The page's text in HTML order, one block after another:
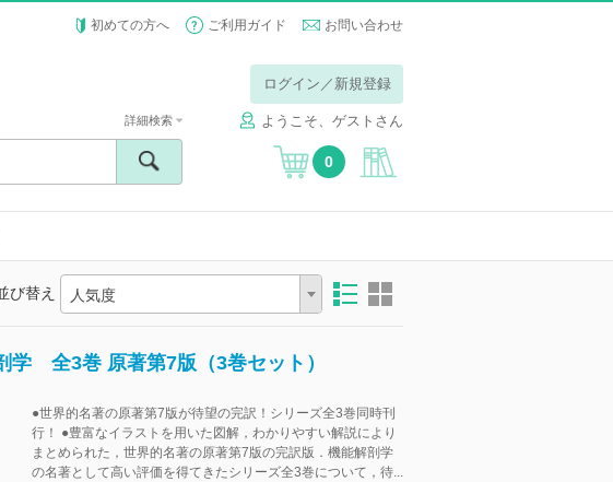
初めての方へ ご利用ガイド お問い合わせ
ログイン／新規登録
ようこそ、ゲストさん
詳細検索
0
び替え 人気度
学 全3巻 原著第7版（3巻セット）
●世界的名著の原著第7版が待望の完訳！シリーズ全3巻同時刊
行！ ●豊富なイラストを用いた図解，わかりやすい解説により
まとめられた，世界的名著の原著第7版の完訳版．機能解剖学
の名著として高い評価を得てきたシリーズ全3巻について，待...